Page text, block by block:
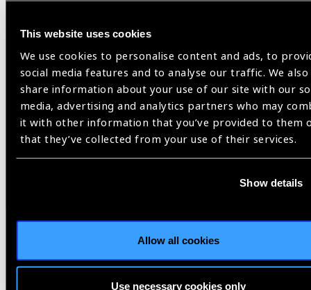
This website uses cookies
We use cookies to personalise content and ads, to
social media features and to analyse our traffic. We also
share information about your use of our site with our
media, advertising and analytics partners who may
it with other information that you’ve provided to them
that they’ve collected from your use of their services.
Show details
Allow all cookies
Use necessary cookies only
Share:
Previous Next